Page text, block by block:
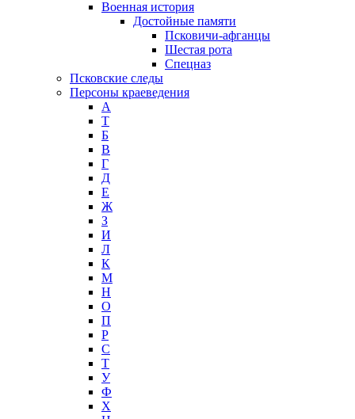
Военная история
Достойные памяти
Псковичи-афганцы
Шестая рота
Спецназ
Псковские следы
Персоны краеведения
А
T
Б
В
Г
Д
Е
Ж
З
И
Л
К
М
Н
О
П
Р
С
Т
У
Ф
Х